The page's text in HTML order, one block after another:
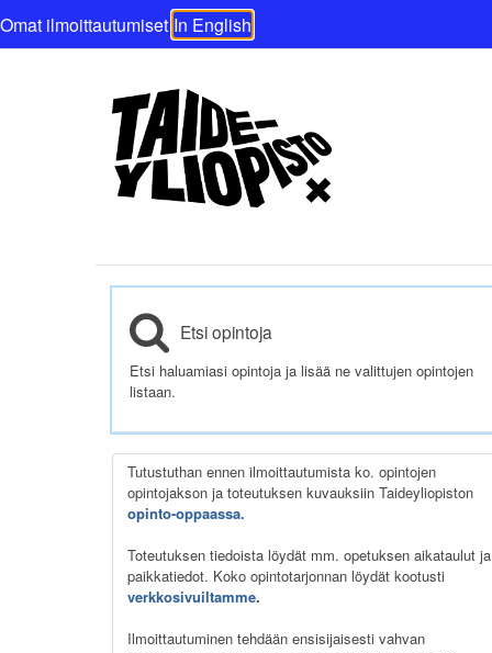
Omat ilmoittautumiset In English
Etsi opintoja
Etsi haluamiasi opintoja ja lisää ne valittujen opintojen
listaan.
Tutustuthan ennen ilmoittautumista ko. opintojen
opintojakson ja toteutuksen kuvauksiin Taideyliopiston
opinto-oppaassa.
Toteutuksen tiedoista löydät mm. opetuksen aikataulut ja
paikkatiedot. Koko opintotarjonnan löydät kootusti
verkkosivuiltamme.
Ilmoittautuminen tehdään ensisijaisesti vahvan